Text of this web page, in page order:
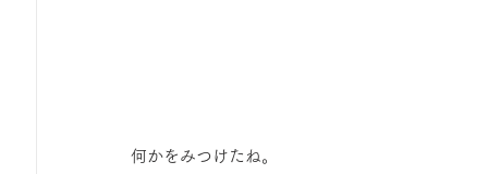
何かをみつけたね。